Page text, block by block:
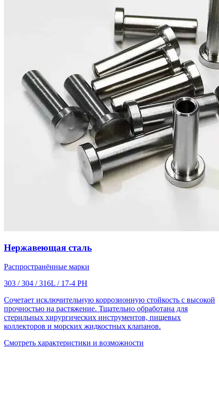
Нержавеющая сталь
Распространённые марки
303 / 304 / 316L / 17-4 PH
Сочетает исключительную коррозионную стойкость с высокой
прочностью на растяжение. Тщательно обработана для
стерильных хирургических инструментов, пищевых
коллекторов и морских жидкостных клапанов.
Смотреть характеристики и возможности